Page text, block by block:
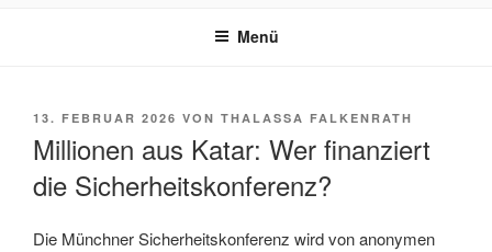
Menü
VERÖFFENTLICHT
13. FEBRUAR 2026 VON THALASSA FALKENRATH
Millionen aus Katar: Wer finanziert
die Sicherheitskonferenz?
Die Münchner Sicherheitskonferenz wird von anonymen